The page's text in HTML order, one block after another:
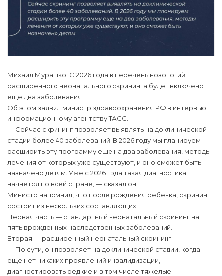
Михаил Мурашко: С 2026 года в перечень нозологий
расширенного неонатального скрининга будет включено
еще два заболевания
Об этом заявил министр здравоохранения РФ в интервью
информационному агентству ТАСС.
— Сейчас скрининг позволяет выявлять на доклинической
стадии более 40 заболеваний. В 2026 году мы планируем
расширить эту программу еще на два заболевания, методы
лечения от которых уже существуют, и оно сможет быть
назначено детям. Уже с 2026 года такая диагностика
начнется по всей стране, — сказал он.
Министр напомнил, что после рождения ребенка, скрининг
состоит из нескольких составляющих.
Первая часть — стандартный неонатальный скрининг на
пять врожденных наследственных заболеваний.
Вторая — расширенный неонатальный скрининг.
— По сути, он позволяет на доклинической стадии, когда
еще нет никаких проявлений инвалидизации,
диагностировать редкие и в том числе тяжелые